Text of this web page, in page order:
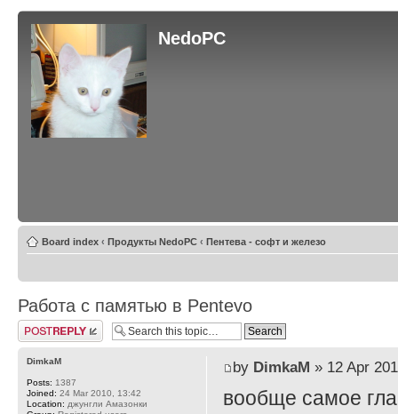
NedoPC
Board index ‹ Продукты NedoPC ‹ Пентева - софт и железо
Работа с памятью в Pentevo
Post a reply
by DimkaM » 12 Apr
вообще самое
DimkaM
Posts: 1387
Joined: 24 Mar 2010, 13:42
Location: джунгли Амазонки